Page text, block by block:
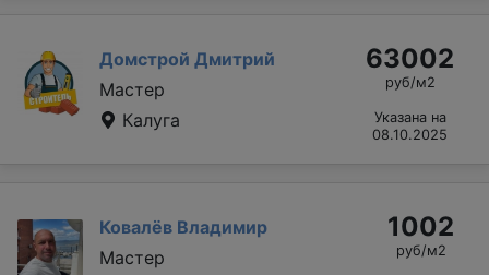
Домстрой Дмитрий
Мастер
Калуга
63002
руб/м2
Указана на
08.10.2025
Ковалёв Владимир
Мастер
1002
руб/м2